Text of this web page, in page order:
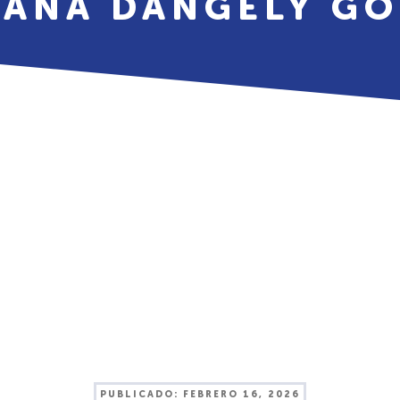
PUBLICADO: FEBRERO 16, 2026